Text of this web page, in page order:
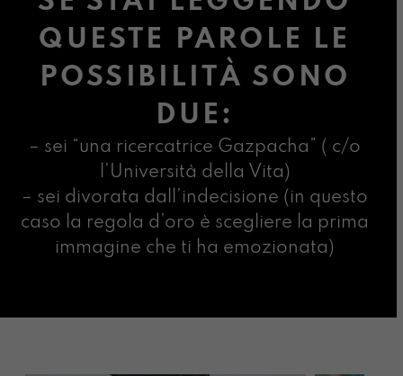
QUESTE PAROLE LE
POSSIBILITÀ SONO
DUE:
– sei “una ricercatrice Gazpacha” ( c/o
l’Università della Vita)
– sei divorata dall’indecisione (in questo
caso la regola d’oro è scegliere la prima
immagine che ti ha emozionata)